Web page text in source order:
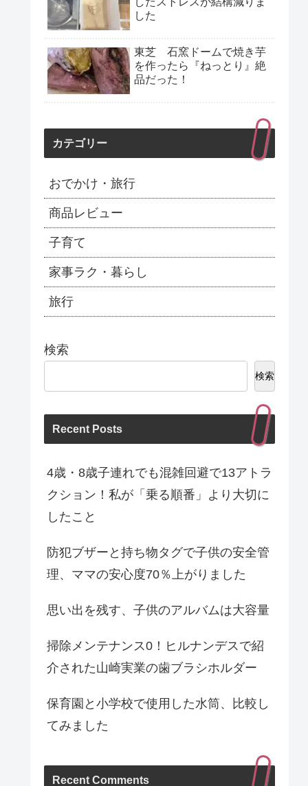
した
東芝 石窯ドームで焼き芋
を作ったら『ねっとり』絶
品だった！
カテゴリー
おでかけ・旅行
商品レビュー
子育て
家事ラク・暮らし
旅行
検索
検索
Recent Posts
4歳・8歳子連れでも混雑回避で13アトラ
クション！私が「乗る順番」より大切に
したこと
防犯ブザーと持ち物タグで子供の安全管
理、ママの安心度70％上がりました
思い出を残す、子供のアルバムは大容量
掃除メンテナンス0！ヒルナンデスで紹
介された山崎実業の歯ブラシホルダー
保育園と小学校で使用した水筒、比較し
てみました
Recent Comments